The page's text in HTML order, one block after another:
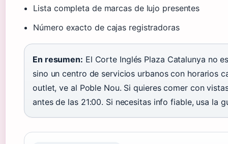
Lista completa de marcas de lujo presentes
Número exacto de cajas registradoras
En resumen: El Corte Inglés Plaza Catalunya no
sino un centro de servicios urbanos con horarios
outlet, ve al Poble Nou. Si quieres comer con
antes de las 21:00. Si necesitas info fiable, usa la